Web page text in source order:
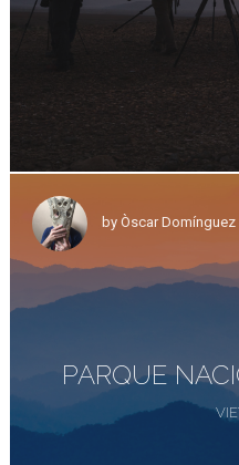
by Òscar Domínguez
PARQUE